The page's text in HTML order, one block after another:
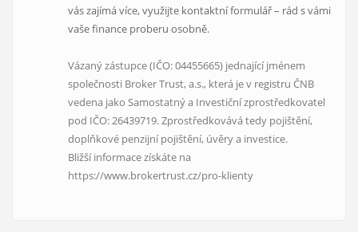
vás zajímá více, využijte kontaktní formulář – rád s vámi
vaše finance proberu osobně.
Vázaný zástupce (IČO: 04455665) jednající jménem
společnosti Broker Trust, a.s., která je v registru ČNB
vedena jako Samostatný a Investiční zprostředkovatel
pod IČO: 26439719. Zprostředkovává tedy pojištění,
doplňkové penzijní pojištění, úvěry a investice.
Bližší informace získáte na
https://www.brokertrust.cz/pro-klienty